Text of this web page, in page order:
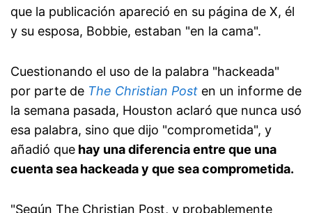
que la publicación apareció en su página de X, él
y su esposa, Bobbie, estaban "en la cama".
Cuestionando el uso de la palabra "hackeada"
por parte de The Christian Post en un informe de
la semana pasada, Houston aclaró que nunca usó
esa palabra, sino que dijo "comprometida", y
añadió que hay una diferencia entre que una
cuenta sea hackeada y que sea comprometida.
"Según The Christian Post, y probablemente